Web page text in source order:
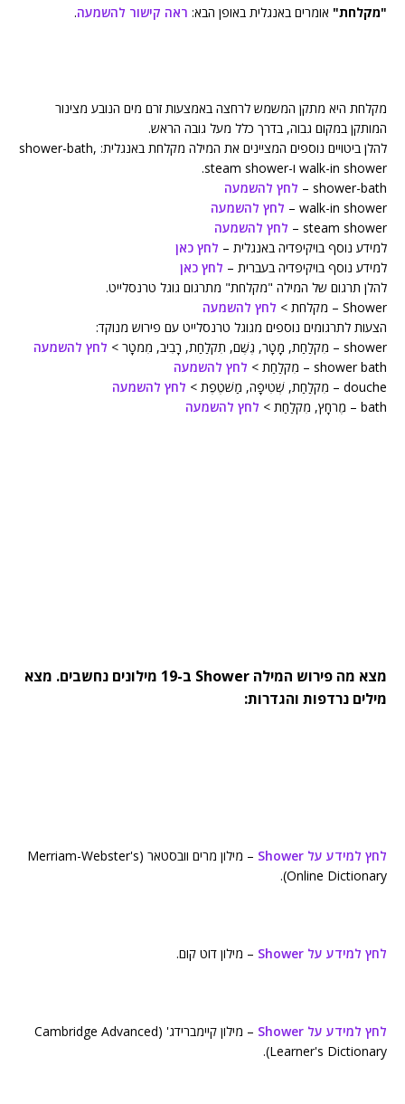
"מקלחת" אומרים באנגלית באופן הבא: ראה קישור להשמעה.
מקלחת היא מתקן המשמש לרחצה באמצעות זרם מים הנובע מצינור
המותקן במקום גבוה, בדרך כלל מעל גובה הראש.
להלן ביטויים נוספים המציינים את המילה מקלחת באנגלית: shower-bath,
walk-in shower ו-steam shower.
shower-bath –
לחץ להשמעה
walk-in shower –
לחץ להשמעה
steam shower –
לחץ להשמעה
למידע נוסף בויקיפדיה באנגלית – לחץ כאן
למידע נוסף בויקיפדיה בעברית – לחץ כאן
להלן תרגום של המילה "מקלחת" מתרגום גוגל טרנסלייט.
Shower – מקלחת >
לחץ להשמעה
הצעות לתרגומים נוספים מגוגל טרנסלייט עם פירוש מנוקד:
shower – מִקלַחַת, מָטָר, גֶשֶׁם, תִקלַחַת, רָבִיב, מִמטָר >
לחץ להשמעה
shower bath – מִקלַחַת >
לחץ להשמעה
douche – מִקלַחַת, שְׁטִיפָה, מַשׁטֶפֶת >
לחץ להשמעה
bath – מֶרחָץ, מִקלַחַת >
לחץ להשמעה
מצא מה פירוש המילה Shower ב-19 מילונים נחשבים. מצא
מילים נרדפות והגדרות:
לחץ למידע על Shower
– מילון מרים וובסטאר (Merriam-Webster's
Online Dictionary).
לחץ למידע על Shower – מילון דוט קום.
לחץ למידע על Shower
– מילון קיימברידג' (Cambridge Advanced
Learner's Dictionary).